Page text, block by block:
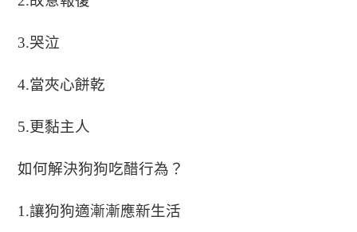
3.哭泣
4.當夾心餅乾
5.更黏主人
如何解決狗狗吃醋行為？
1.讓狗狗適漸漸應新生活